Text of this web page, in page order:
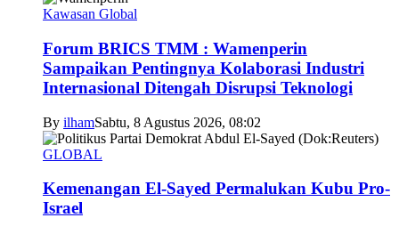
Kawasan Global
Forum BRICS TMM : Wamenperin
Sampaikan Pentingnya Kolaborasi Industri
Internasional Ditengah Disrupsi Teknologi
By ilhamSabtu, 8 Agustus 2026, 08:02
GLOBAL
Kemenangan El-Sayed Permalukan Kubu Pro-
Israel